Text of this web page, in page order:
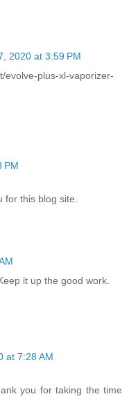
2020 at 3:59 PM
evolve-plus-xl-vaporizer-
PM
this blog site.
it up the good work.
at 7:28 AM
you for taking the time